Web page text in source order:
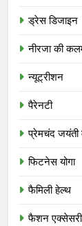
ड्रेस डिजाइन
नीरजा की
न्यूट्रीशन
पैरेनटी
प्रेमचंद जयंती
फिटनेस योगा
फैमिली हेल्थ
फैशन